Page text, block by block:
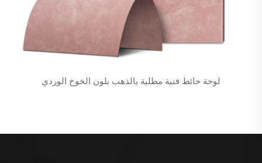
لوحة حائط فنية مطلية بالذهب بلون الخوخ الوردي